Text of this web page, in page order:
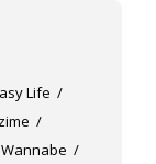
Life
Wannabe